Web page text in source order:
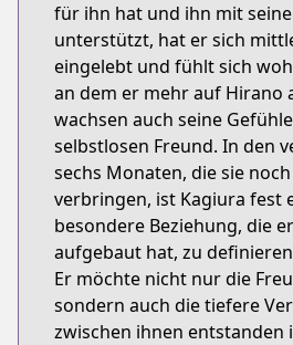
für ihn hat und ihn mit
unterstützt, hat er sich
eingelebt und fühlt sich
an dem er mehr auf Hirano
wachsen auch seine
selbstlosen Freund. In den
sechs Monaten, die sie
verbringen, ist Kagiura fest
besondere Beziehung, die
aufgebaut hat, zu
Er möchte nicht nur die
sondern auch die tiefere
zwischen ihnen entstanden